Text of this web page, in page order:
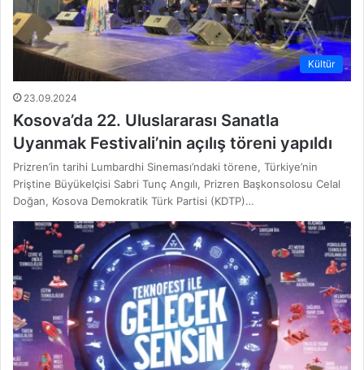
Kültür
23.09.2024
Kosova’da 22. Uluslararası Sanatla
Uyanmak Festivali’nin açılış töreni yapıldı
Prizren’in tarihi Lumbardhi Sineması’ndaki törene, Türkiye’nin
Priştine Büyükelçisi Sabri Tunç Angılı, Prizren Başkonsolosu Celal
Doğan, Kosova Demokratik Türk Partisi (KDTP)…